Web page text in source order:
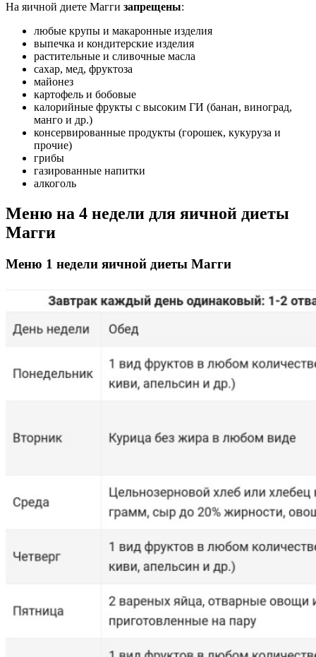
На яичной диете Магги запрещены:
любые крупы и макаронные изделия
выпечка и кондитерские изделия
растительные и сливочные масла
сахар, мед, фруктоза
майонез
картофель и бобовые
калорийные фрукты с высоким ГИ (банан, виноград,
манго и др.)
консервированные продукты (горошек, кукуруза и
прочие)
грибы
газированные напитки
алкоголь
Меню на 4 недели для яичной диеты
Магги
Меню 1 недели яичной диеты Магги